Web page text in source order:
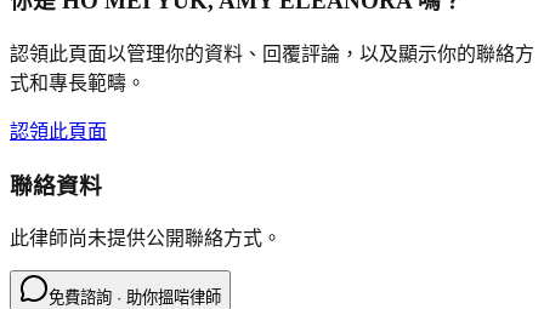
認領此頁面以管理你的資料、回覆評論，以及顯示你的聯絡方
式和專長範疇。
認領此頁面
聯絡資料
此律師尚未提供公開聯絡方式。
免費諮詢 · 助你搵啱律師